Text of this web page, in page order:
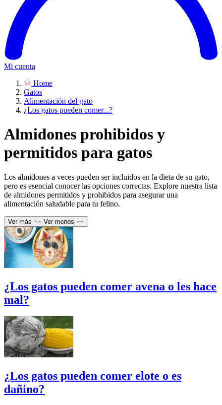
Mi cuenta
Home
Gatos
Alimentación del gato
¿Los gatos pueden comer...?
Almidones prohibidos y
permitidos para gatos
Los almidones a veces pueden ser incluidos en la dieta de su gato,
pero es esencial conocer las opciones correctas. Explore nuestra lista
de almidones permitidos y prohibidos para asegurar una
alimentación saludable para tu felino.
Ver más Ver menos
¿Los gatos pueden comer avena o les hace
mal?
¿Los gatos pueden comer elote o es
dañino?